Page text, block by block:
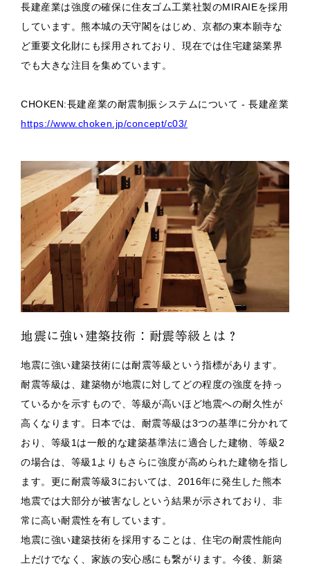
長建産業は強度の確保に住友ゴム工業社製のMIRAIEを採用
しています。熊本城の天守閣をはじめ、京都の東本願寺な
ど重要文化財にも採用されており、現在では住宅建築業界
でも大きな注目を集めています。
CHOKEN:長建産業の耐震制振システムについて - 長建産業
https://www.choken.jp/concept/c03/
地震に強い建築技術：耐震等級とは？
地震に強い建築技術には耐震等級という指標があります。
耐震等級は、建築物が地震に対してどの程度の強度を持っ
ているかを示すもので、等級が高いほど地震への耐久性が
高くなります。日本では、耐震等級は3つの基準に分かれて
おり、等級1は一般的な建築基準法に適合した建物、等級2
の場合は、等級1よりもさらに強度が高められた建物を指し
ます。更に耐震等級3においては、2016年に発生した熊本
地震では大部分が被害なしという結果が示されており、非
常に高い耐震性を有しています。
地震に強い建築技術を採用することは、住宅の耐震性能向
上だけでなく、家族の安心感にも繋がります。今後、新築